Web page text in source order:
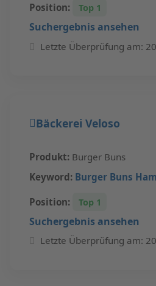
Position: Top 1
Suchergebnis ansehen
Letzte Überprüfung am:
Bäckerei Veloso
Produkt: Burger Buns
Keyword: Burger Buns
Position: Top 1
Suchergebnis ansehen
Letzte Überprüfung am: